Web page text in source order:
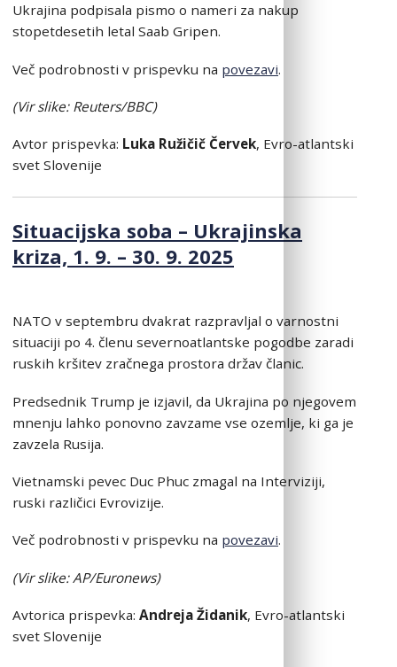
Ukrajina podpisala pismo o nameri za nakup
stopetdesetih letal Saab Gripen.
Več podrobnosti v prispevku na povezavi.
(Vir slike: Reuters/BBC)
Avtor prispevka: Luka Ružičič Červek, Evro-atlantski
svet Slovenije
Situacijska soba – Ukrajinska
kriza, 1. 9. – 30. 9. 2025
NATO v septembru dvakrat razpravljal o varnostni
situaciji po 4. členu severnoatlantske pogodbe zaradi
ruskih kršitev zračnega prostora držav članic.
Predsednik Trump je izjavil, da Ukrajina po njegovem
mnenju lahko ponovno zavzame vse ozemlje, ki ga je
zavzela Rusija.
Vietnamski pevec Duc Phuc zmagal na Interviziji,
ruski različici Evrovizije.
Več podrobnosti v prispevku na povezavi.
(Vir slike: AP/Euronews)
Avtorica prispevka: Andreja Židanik, Evro-atlantski
svet Slovenije